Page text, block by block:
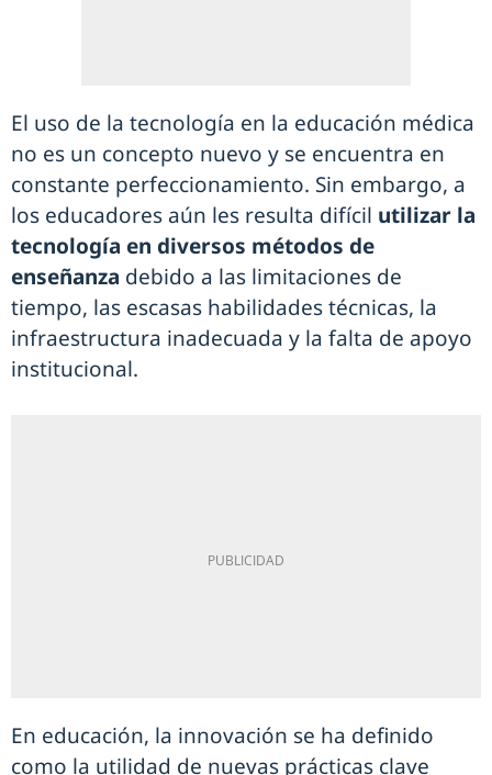
El uso de la tecnología en la educación médica
no es un concepto nuevo y se encuentra en
constante perfeccionamiento. Sin embargo, a
los educadores aún les resulta difícil utilizar la
tecnología en diversos métodos de
enseñanza debido a las limitaciones de
tiempo, las escasas habilidades técnicas, la
infraestructura inadecuada y la falta de apoyo
institucional.
En educación, la innovación se ha definido
como la utilidad de nuevas prácticas clave